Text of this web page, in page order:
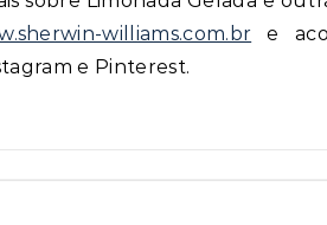
williams.com.br e
e Pinterest.